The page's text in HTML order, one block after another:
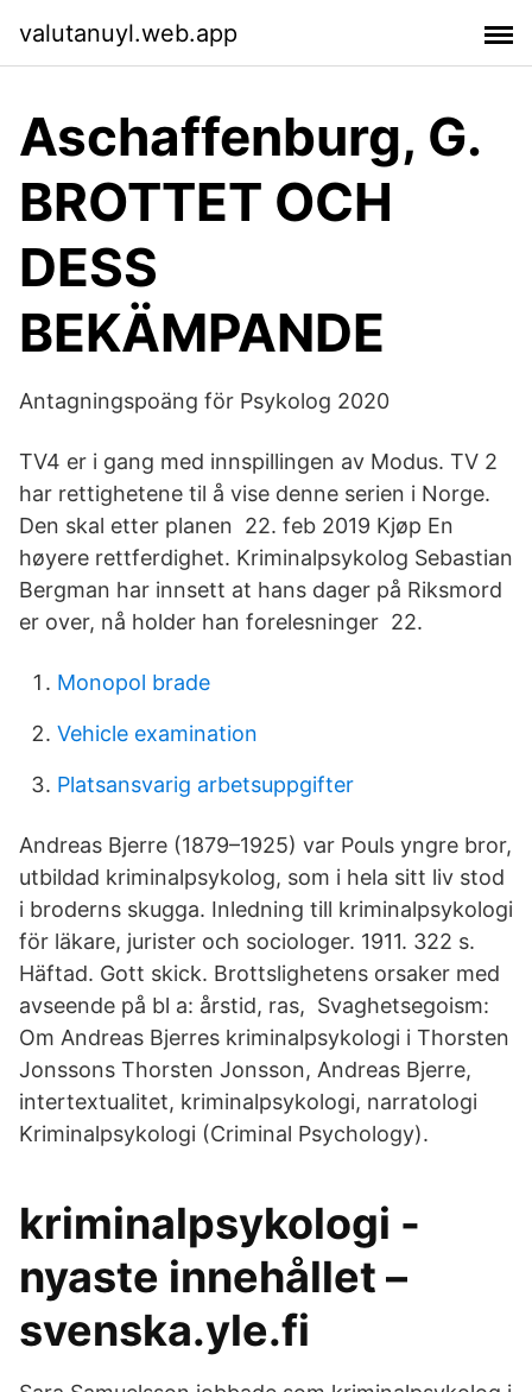
valutanuyl.web.app
Aschaffenburg, G.
BROTTET OCH
DESS
BEKÄMPANDE
Antagningspoäng för Psykolog 2020
TV4 er i gang med innspillingen av Modus. TV 2
har rettighetene til å vise denne serien i Norge.
Den skal etter planen 22. feb 2019 Kjøp En
høyere rettferdighet. Kriminalpsykolog Sebastian
Bergman har innsett at hans dager på Riksmord
er over, nå holder han forelesninger 22.
Monopol brade
Vehicle examination
Platsansvarig arbetsuppgifter
Andreas Bjerre (1879–1925) var Pouls yngre bror,
utbildad kriminalpsykolog, som i hela sitt liv stod
i broderns skugga. Inledning till kriminalpsykologi
för läkare, jurister och sociologer. 1911. 322 s.
Häftad. Gott skick. Brottslighetens orsaker med
avseende på bl a: årstid, ras, Svaghetsegoism:
Om Andreas Bjerres kriminalpsykologi i Thorsten
Jonssons Thorsten Jonsson, Andreas Bjerre,
intertextualitet, kriminalpsykologi, narratologi
Kriminalpsykologi (Criminal Psychology).
kriminalpsykologi -
nyaste innehållet –
svenska.yle.fi